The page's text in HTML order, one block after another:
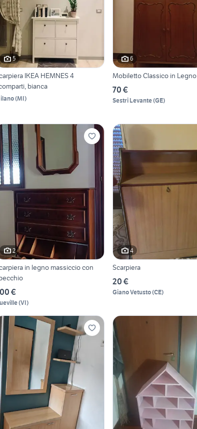
5
IKEA HEMNES 4
bianca
(MI)
6
Mobiletto Classico in Legno
70 €
Sestri Levante(GE)
2
in legno massiccio con
€
(VI)
4
Scarpiera
20 €
Giano Vetusto(CE)